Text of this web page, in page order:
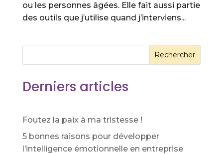
ou les personnes âgées. Elle fait aussi partie
des outils que j’utilise quand j’interviens...
Rechercher
Derniers articles
Foutez la paix à ma tristesse !
5 bonnes raisons pour développer
l’intelligence émotionnelle en entreprise